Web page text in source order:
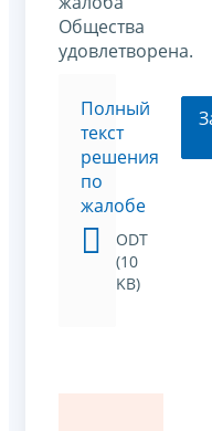
Общества
удовлетворена.
Полный
текст
решения
по
жалобе
ODT
(10
KB)